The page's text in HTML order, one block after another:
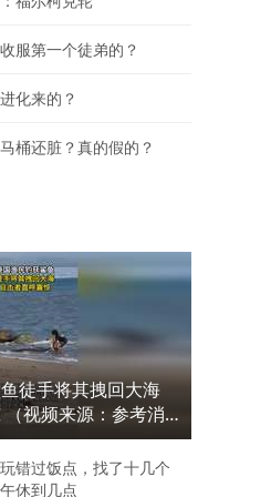
服第一个徒弟的？
化来的？
桶还脏？真的假的？
徒手将其拽回大海
视频来源：参考消
错过饭点，找了十几个
休到几点